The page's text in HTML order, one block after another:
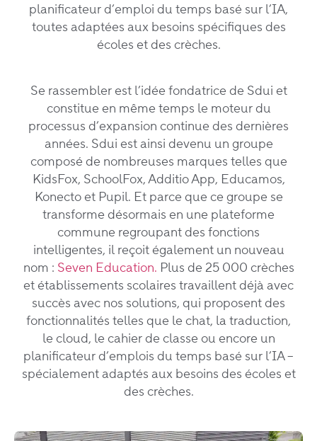
planificateur d’emploi du temps basé sur l’IA,
toutes adaptées aux besoins spécifiques des
écoles et des crèches.
Se rassembler est l’idée fondatrice de Sdui et
constitue en même temps le moteur du
processus d’expansion continue des dernières
années. Sdui est ainsi devenu un groupe
composé de nombreuses marques telles que
KidsFox, SchoolFox, Additio App, Educamos,
Konecto et Pupil. Et parce que ce groupe se
transforme désormais en une plateforme
commune regroupant des fonctions
intelligentes, il reçoit également un nouveau
nom : Seven Education. Plus de 25 000 crèches
et établissements scolaires travaillent déjà avec
succès avec nos solutions, qui proposent des
fonctionnalités telles que le chat, la traduction,
le cloud, le cahier de classe ou encore un
planificateur d’emplois du temps basé sur l’IA –
spécialement adaptés aux besoins des écoles et
des crèches.